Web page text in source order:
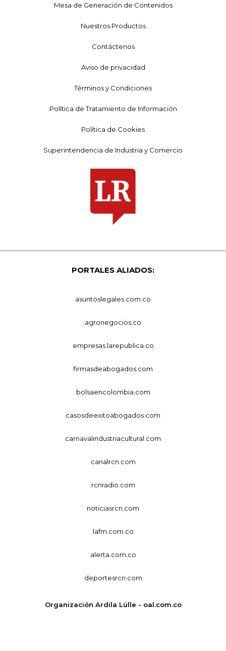
Mesa de Generación de Contenidos
Nuestros Productos
Contáctenos
Aviso de privacidad
Términos y Condiciones
Política de Tratamiento de Información
Política de Cookies
Superintendencia de Industria y Comercio
PORTALES ALIADOS:
asuntoslegales.com.co
agronegocios.co
empresas.larepublica.co
firmasdeabogados.com
bolsaencolombia.com
casosdeexitoabogados.com
carnavalindustriacultural.com
canalrcn.com
rcnradio.com
noticiasrcn.com
lafm.com.co
alerta.com.co
deportesrcn.com
Organización Ardila Lülle - oal.com.co